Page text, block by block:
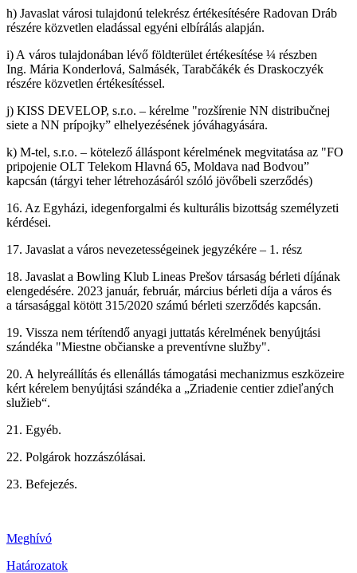
h) Javaslat városi tulajdonú telekrész értékesítésére Radovan Dráb
részére közvetlen eladással egyéni elbírálás alapján.
i) A város tulajdonában lévő földterület értékesítése ¼ részben
Ing. Mária Konderlová, Salmásék, Tarabčákék és Draskoczyék
részére közvetlen értékesítéssel.
j) KISS DEVELOP, s.r.o. – kérelme "rozšírenie NN distribučnej
siete a NN prípojky” elhelyezésének jóváhagyására.
k) M-tel, s.r.o. – kötelező álláspont kérelmének megvitatása az "FO
pripojenie OLT Telekom Hlavná 65, Moldava nad Bodvou”
kapcsán (tárgyi teher létrehozásáról szóló jövőbeli szerződés)
16. Az Egyházi, idegenforgalmi és kulturális bizottság személyzeti
kérdései.
17. Javaslat a város nevezetességeinek jegyzékére – 1. rész
18. Javaslat a Bowling Klub Lineas Prešov társaság bérleti díjának
elengedésére. 2023 január, február, március bérleti díja a város és
a társasággal kötött 315/2020 számú bérleti szerződés kapcsán.
19. Vissza nem térítendő anyagi juttatás kérelmének benyújtási
szándéka "Miestne občianske a preventívne služby".
20. A helyreállítás és ellenállás támogatási mechanizmus eszközeire
kért kérelem benyújtási szándéka a „Zriadenie centier zdieľaných
služieb“.
21. Egyéb.
22. Polgárok hozzászólásai.
23. Befejezés.
Meghívó
Határozatok